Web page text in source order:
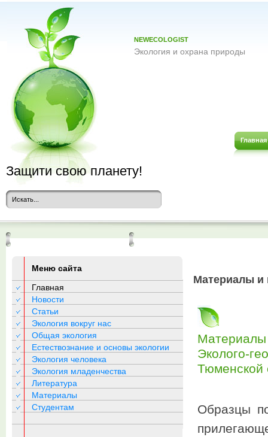
NEWECOLOGIST
Экология и охрана природы
Главная
Защити свою планету!
Меню сайта
Главная
Новости
Статьи
Экология вокруг нас
Общая экология
Естествознание и основы экологии
Экология человека
Экология младенчества
Литература
Материалы
Студентам
Материалы и
Материалы
Эколого-
Тюменской
Образцы